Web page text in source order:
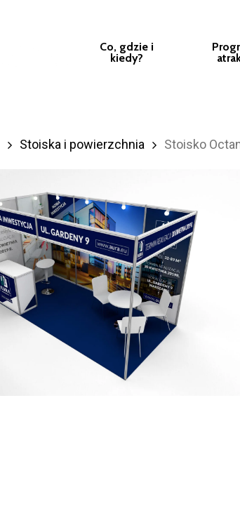
Co, gdzie i
kiedy?
Stoiska i powierzchnia Stoisko